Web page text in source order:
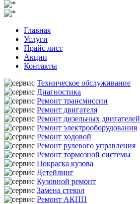
Главная
Услуги
Прайс лист
Акции
Контакты
Техническое обслуживание
Диагностика
Ремонт трансмиссии
Ремонт двигателя
Ремонт дизельных двигателей
Ремонт электрооборудования
Ремонт ходовой
Ремонт рулевого управления
Ремонт тормозной системы
Покраска кузова
Детейлинг
Кузовной ремонт
Замена стекол
Ремонт АКПП